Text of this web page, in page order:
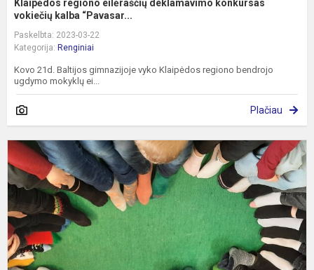
Klaipėdos regiono eilėraščių deklamavimo konkursas
vokiečių kalba “Pavasar...
Paskelbta: 2023-03-22
Kategorija: Renginiai
Kovo 21d. Baltijos gimnazijoje vyko Klaipėdos regiono bendrojo
ugdymo mokyklų ei...
Plačiau